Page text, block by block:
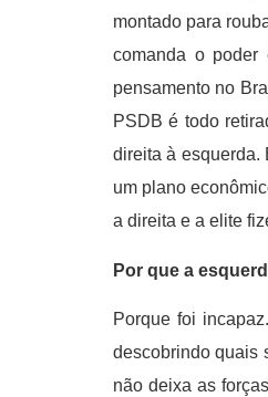
montado para
comanda o poder
pensamento no
PSDB é todo
direita à esquerda.
um plano
a direita e a elite
Por que a
Porque foi
descobrindo quais
não deixa as